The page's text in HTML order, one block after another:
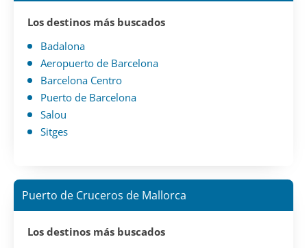
Los destinos más buscados
Badalona
Aeropuerto de Barcelona
Barcelona Centro
Puerto de Barcelona
Salou
Sitges
Puerto de Cruceros de Mallorca
Los destinos más buscados